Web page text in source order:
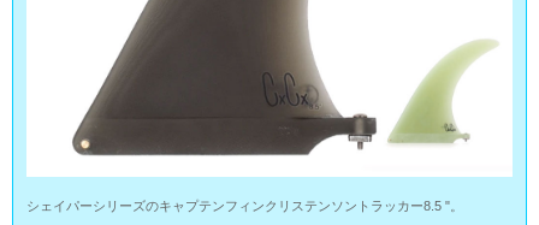
シェイパーシリーズのキャプテンフィンクリステンソントラッカー8.5 "。